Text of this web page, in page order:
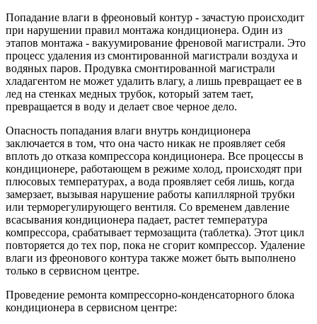
Попадание влаги в фреоновый контур - зачастую происходит
при нарушении правил монтажа кондиционера. Один из
этапов монтажа - вакуумирование френовой магистрали. Это
процесс удаления из смонтированной магистрали воздуха и
водяных паров. Продувка смонтированной магистрали
хладагентом не может удалить влагу, а лишь превращает ее в
лед на стенках медных трубок, который затем тает,
превращается в воду и делает свое черное дело.
Опасность попадания влаги внутрь кондиционера
заключается в том, что она часто никак не проявляет себя
вплоть до отказа компрессора кондиционера. Все процессы в
кондиционере, работающем в режиме холод, происходят при
плюсовых температурах, а вода проявляет себя лишь, когда
замерзает, вызывая нарушение работы капиллярной трубки
или терморегулирующего вентиля. Со временем давление
всасывания кондиционера падает, растет температура
компрессора, срабатывает термозащита (таблетка). Этот цикл
повторяется до тех пор, пока не сгорит компрессор. Удаление
влаги из фреонового контура также может быть выполнено
только в сервисном центре.
Проведение ремонта компрессорно-конденсаторного блока
кондиционера в сервисном центре: